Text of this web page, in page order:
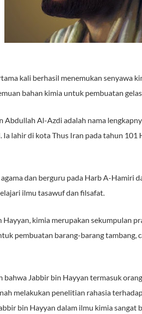
kali berhasil menemukan senyawa
bahan kimia untuk pembuatan
Abdullah Al-Azdi adalah nama
Ia lahir di kota Thus Iran pada tahun
dan berguru pada Harb A-Hamiri
ilmu tasawuf dan filsafat.
Hayyan, kimia merupakan sekumpulan
pembuatan barang-barang tambang,
Jabbir bin Hayyan termasuk
melakukan penelitian rahasia
bin Hayyan dalam ilmu kimia